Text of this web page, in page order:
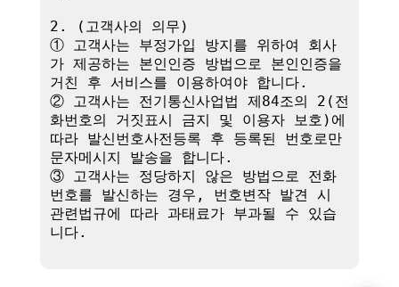
2. (고객사의 의무)
① 고객사는 부정가입 방지를 위하여 회사
가 제공하는 본인인증 방법으로 본인인증을
거친 후 서비스를 이용하여야 합니다.
② 고객사는 전기통신사업법 제84조의 2(전
화번호의 거짓표시 금지 및 이용자 보호)에
따라 발신번호사전등록 후 등록된 번호로만
문자메시지 발송을 합니다.
③ 고객사는 정당하지 않은 방법으로 전화
번호를 발신하는 경우, 번호변작 발견 시
관련법규에 따라 과태료가 부과될 수 있습
니다.